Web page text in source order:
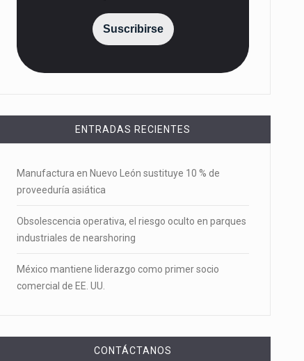
Suscribirse
ENTRADAS RECIENTES
Manufactura en Nuevo León sustituye 10 % de
proveeduría asiática
Obsolescencia operativa, el riesgo oculto en parques
industriales de nearshoring
México mantiene liderazgo como primer socio
comercial de EE. UU.
CONTÁCTANOS